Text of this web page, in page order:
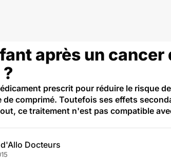
après un cancer
prescrit pour réduire le risque
de comprimé. Toutefois ses effets
ce traitement n'est pas compatible
Docteurs